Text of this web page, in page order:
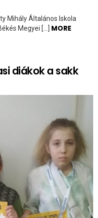
Mihály Általános Iskola
Megyei […] MORE
diákok a sakk